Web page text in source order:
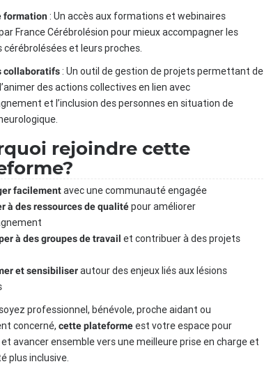
formation: Un accès aux formations et webinaires
France Cérébrolésion pour mieux accompagner les
cérébrolésées et leurs proches.
collaboratifs: Un outil de gestion de projets permettant de
des actions collectives en lien avec
et l’inclusion des personnes en situation de
rejoindre cette
facilementavec une communauté engagée
à des ressources de qualitépour améliorer
à des groupes de travail et contribuer à des projets
et sensibiliserautour des enjeux liés aux lésions
professionnel, bénévole, proche aidant ou
concerné, cette plateformeest votre espace pour
avancer ensemble vers une meilleure prise en charge et
plus inclusive.